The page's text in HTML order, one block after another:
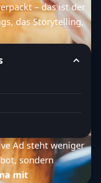
– das ist der
das Storytelling,
Ad steht ­weniger
sondern
mit